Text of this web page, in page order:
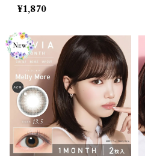
ー】カラコン 1ヶ月 １箱２枚
度あり 度なし ナチュラル
薄い 自然 バレにくい
¥1,870